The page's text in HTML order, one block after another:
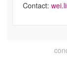
Contact: